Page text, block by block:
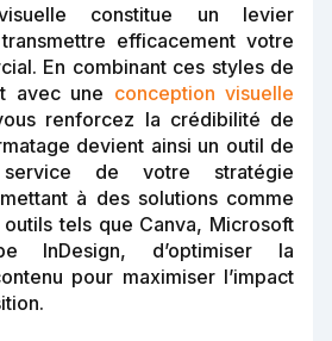
constitue un levier
efficacement votre
En combinant ces styles de
avec une conception visuelle
renforcez la crédibilité de
devient ainsi un outil de
de votre stratégie
à des solutions comme
tels que Canva, Microsoft
InDesign, d’optimiser la
pour maximiser l’impact